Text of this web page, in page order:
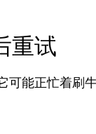
重试
可能正忙着刷